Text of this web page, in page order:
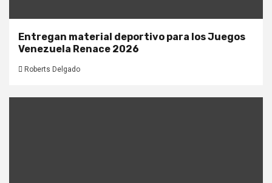
Entregan material deportivo para los Juegos
Venezuela Renace 2026
Roberts Delgado